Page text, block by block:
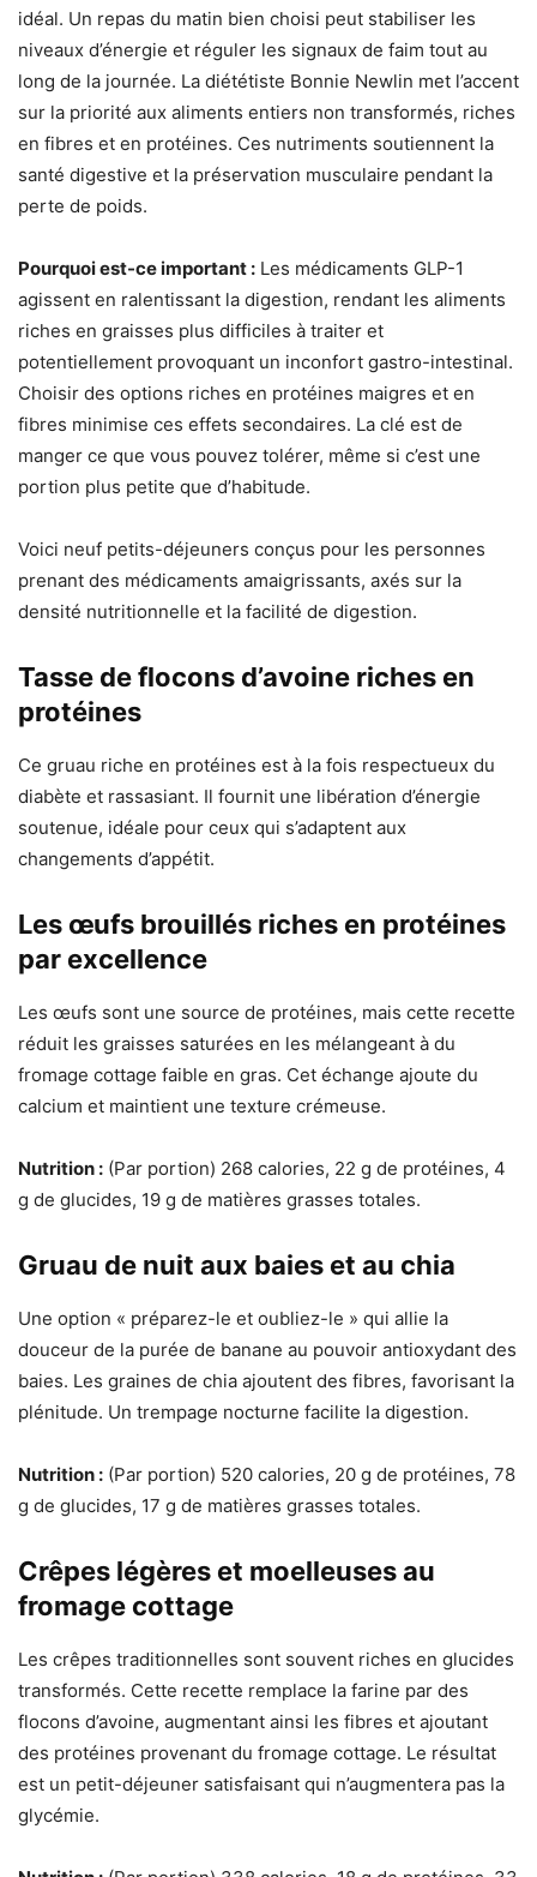
idéal. Un repas du matin bien choisi peut stabiliser les
niveaux d’énergie et réguler les signaux de faim tout au
long de la journée. La diététiste Bonnie Newlin met l’accent
sur la priorité aux aliments entiers non transformés, riches
en fibres et en protéines. Ces nutriments soutiennent la
santé digestive et la préservation musculaire pendant la
perte de poids.
Pourquoi est-ce important : Les médicaments GLP-1
agissent en ralentissant la digestion, rendant les aliments
riches en graisses plus difficiles à traiter et
potentiellement provoquant un inconfort gastro-intestinal.
Choisir des options riches en protéines maigres et en
fibres minimise ces effets secondaires. La clé est de
manger ce que vous pouvez tolérer, même si c’est une
portion plus petite que d’habitude.
Voici neuf petits-déjeuners conçus pour les personnes
prenant des médicaments amaigrissants, axés sur la
densité nutritionnelle et la facilité de digestion.
Tasse de flocons d’avoine riches en
protéines
Ce gruau riche en protéines est à la fois respectueux du
diabète et rassasiant. Il fournit une libération d’énergie
soutenue, idéale pour ceux qui s’adaptent aux
changements d’appétit.
Les œufs brouillés riches en protéines
par excellence
Les œufs sont une source de protéines, mais cette recette
réduit les graisses saturées en les mélangeant à du
fromage cottage faible en gras. Cet échange ajoute du
calcium et maintient une texture crémeuse.
Nutrition : (Par portion) 268 calories, 22 g de protéines, 4
g de glucides, 19 g de matières grasses totales.
Gruau de nuit aux baies et au chia
Une option « préparez-le et oubliez-le » qui allie la
douceur de la purée de banane au pouvoir antioxydant des
baies. Les graines de chia ajoutent des fibres, favorisant la
plénitude. Un trempage nocturne facilite la digestion.
Nutrition : (Par portion) 520 calories, 20 g de protéines, 78
g de glucides, 17 g de matières grasses totales.
Crêpes légères et moelleuses au
fromage cottage
Les crêpes traditionnelles sont souvent riches en glucides
transformés. Cette recette remplace la farine par des
flocons d’avoine, augmentant ainsi les fibres et ajoutant
des protéines provenant du fromage cottage. Le résultat
est un petit-déjeuner satisfaisant qui n’augmentera pas la
glycémie.